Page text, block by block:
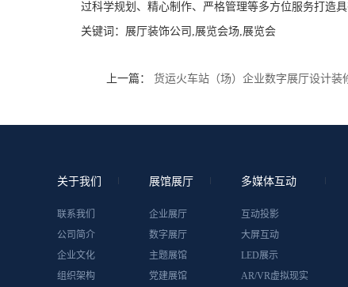
过科学规划、精心制作、严格管理等多方位服务打造
关键词： 展厅装饰公司,展览会场,展览会
上一篇： 货运火车站（场）企业数字展厅设计装
关于我们
联系我们
公司简介
企业文化
组织架构
展馆展厅
企业展厅
数字展厅
主题展馆
党建展馆
多媒体互动
互动投影
大屏互动
LED展示
AR/VR虚拟现实